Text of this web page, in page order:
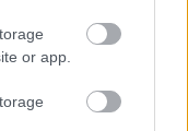
or app.